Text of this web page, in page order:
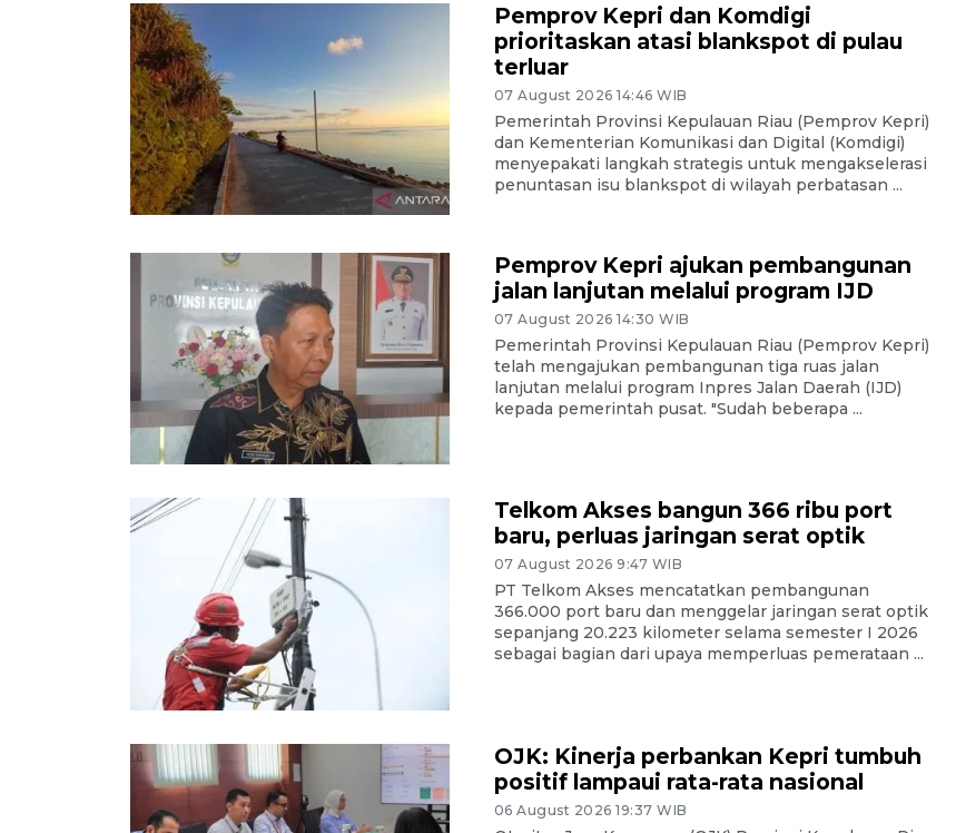
Pemprov Kepri dan Komdigi
prioritaskan atasi blankspot di pulau
terluar
07 August 2026 14:46 WIB
Pemerintah Provinsi Kepulauan Riau (Pemprov Kepri)
dan Kementerian Komunikasi dan Digital (Komdigi)
menyepakati langkah strategis untuk mengakselerasi
penuntasan isu blankspot di wilayah perbatasan ...
Pemprov Kepri ajukan pembangunan
jalan lanjutan melalui program IJD
07 August 2026 14:30 WIB
Pemerintah Provinsi Kepulauan Riau (Pemprov Kepri)
telah mengajukan pembangunan tiga ruas jalan
lanjutan melalui program Inpres Jalan Daerah (IJD)
kepada pemerintah pusat. "Sudah beberapa ...
Telkom Akses bangun 366 ribu port
baru, perluas jaringan serat optik
07 August 2026 9:47 WIB
PT Telkom Akses mencatatkan pembangunan
366.000 port baru dan menggelar jaringan serat optik
sepanjang 20.223 kilometer selama semester I 2026
sebagai bagian dari upaya memperluas pemerataan ...
OJK: Kinerja perbankan Kepri tumbuh
positif lampaui rata-rata nasional
06 August 2026 19:37 WIB